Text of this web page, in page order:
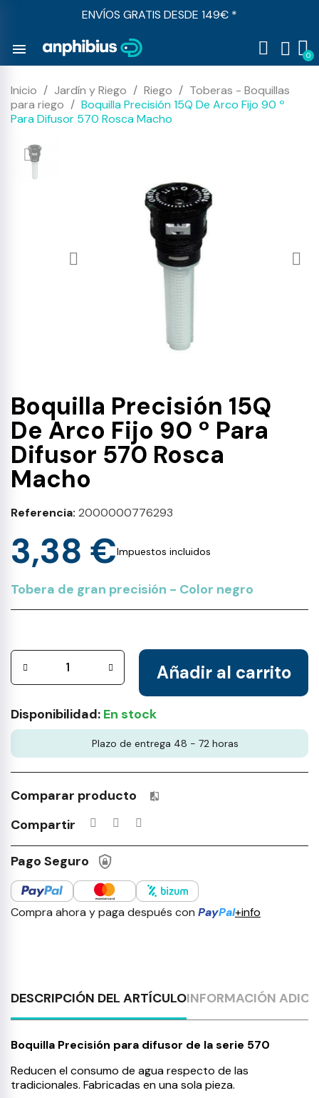
ENVÍOS GRATIS DESDE 149€ *
menu
Inicio Jardín y Riego Riego
Toberas - Boquillas
para riego
Boquilla Precisión 15Q De Arco Fijo 90 º
Para Difusor 570 Rosca Macho
Boquilla Precisión 15Q
De Arco Fijo 90 º Para
Difusor 570 Rosca
Macho
Referencia 2000000776293
3,38 €Impuestos incluidos
Tobera de gran precisión - Color negro
Añadir al carrito
Disponibilidad: En stock
Plazo de entrega 48 - 72 horas
Comparar producto Productos incluidos en tu lista
Compartir
Pago Seguro
Compra ahora y paga después con PayPal+info
DESCRIPCIÓN DEL ARTÍCULOINFORMACIÓN
Boquilla Precisión para difusor de la serie 570
Reducen el consumo de agua respecto de las
tradicionales. Fabricadas en una sola pieza.